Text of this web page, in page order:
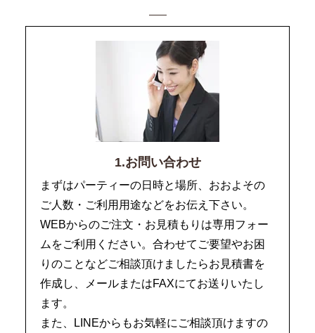
1.お問い合わせ
まずはパーティーの日時と場所、おおよその
ご人数・ご利用用途などをお伝え下さい。
WEBからのご注文・お見積もりは専用フォー
ムをご利用ください。合わせてご要望やお困
りのことなどご相談頂けましたらお見積書を
作成し、メールまたはFAXにてお送りいたし
ます。
また、LINEからもお気軽にご相談頂けますの